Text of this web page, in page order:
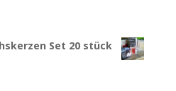
Set 20 stück